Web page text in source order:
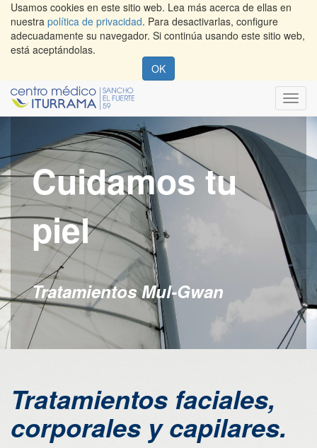
Usamos cookies en este sitio web. Lea más acerca de ellas en
nuestra política de privacidad. Para desactivarlas, configure
adecuadamente su navegador. Si continúa usando este sitio web,
está aceptándolas.
OK
Menú
de
Cuidamos tu
piel
Tratamientos Mul-Gwan
Tratamientos faciales,
corporales y capilares.